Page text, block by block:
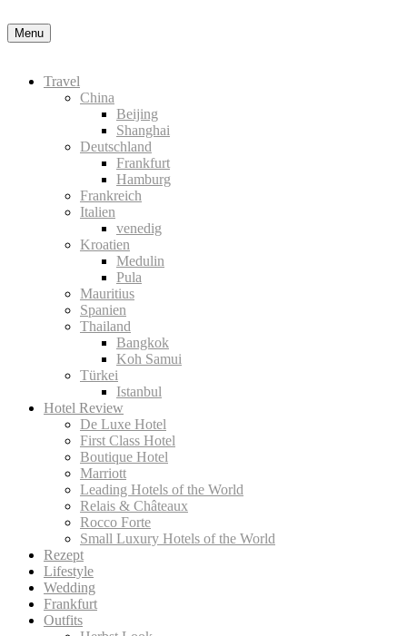
Menu
Travel
China
Beijing
Shanghai
Deutschland
Frankfurt
Hamburg
Frankreich
Italien
venedig
Kroatien
Medulin
Pula
Mauritius
Spanien
Thailand
Bangkok
Koh Samui
Türkei
Istanbul
Hotel Review
De Luxe Hotel
First Class Hotel
Boutique Hotel
Marriott
Leading Hotels of the World
Relais & Châteaux
Rocco Forte
Small Luxury Hotels of the World
Rezept
Lifestyle
Wedding
Frankfurt
Outfits
Datenschutzerklärung